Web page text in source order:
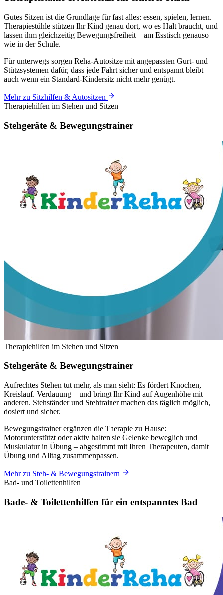
Gutes Sitzen ist die Grundlage für fast alles: essen, spielen, lernen.
Therapiestühle stützen Ihr Kind genau dort, wo es Halt braucht, und
lassen ihm gleichzeitig Bewegungsfreiheit – am Esstisch genauso
wie in der Schule.
Für unterwegs sorgen Reha-Autositze mit angepassten Gurt- und
Stützsystemen dafür, dass jede Fahrt sicher und entspannt bleibt –
auch wenn ein Standard-Kindersitz nicht mehr genügt.
Mehr zu Sitzhilfen & Autositzen
Therapiehilfen im Stehen und Sitzen
Stehgeräte & Bewegungstrainer
Therapiehilfen im Stehen und Sitzen
Stehgeräte & Bewegungstrainer
Aufrechtes Stehen tut mehr, als man sieht: Es fördert Knochen,
Kreislauf, Verdauung – und bringt Ihr Kind auf Augenhöhe mit
anderen. Stehständer und Stehtrainer machen das täglich möglich,
dosiert und sicher.
Bewegungstrainer ergänzen die Therapie zu Hause:
Motorunterstützt oder aktiv halten sie Gelenke beweglich und
Muskulatur in Übung – abgestimmt mit Ihren Therapeuten, damit
Übung und Alltag zusammenpassen.
Mehr zu Steh- & Bewegungstrainern
Bad- und Toilettenhilfen
Bade- & Toilettenhilfen für ein entspanntes Bad